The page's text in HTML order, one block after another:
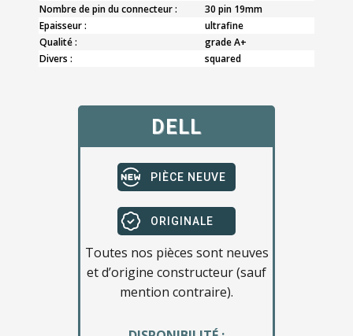
Nombre de pin du connecteur :
30 pin 19mm
Epaisseur :
ultrafine
Qualité :
grade A+
Divers :
squared
DELL
PIÈCE NEUVE
ORIGINALE
Toutes nos pièces sont neuves
et d’origine constructeur (sauf
mention contraire).